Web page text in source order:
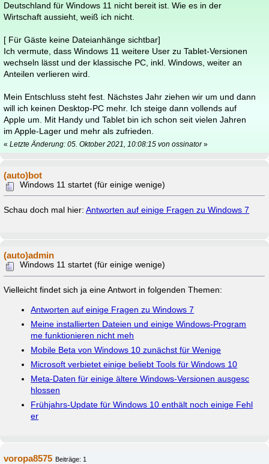
Deutschland für Windows 11 nicht bereit ist. Wie es in der
Wirtschaft aussieht, weiß ich nicht.
[ Für Gäste keine Dateianhänge sichtbar]
Ich vermute, dass Windows 11 weitere User zu Tablet-Versionen
wechseln lässt und der klassische PC, inkl. Windows, weiter an
Anteilen verlieren wird.
Mein Entschluss steht fest. Nächstes Jahr ziehen wir um und dann
will ich keinen Desktop-PC mehr. Ich steige dann vollends auf
Apple um. Mit Handy und Tablet bin ich schon seit vielen Jahren
im Apple-Lager und mehr als zufrieden.
«Letzte Änderung: 05. Oktober 2021, 10:08:15 von ossinator»
(auto)bot
Windows 11 startet (für einige wenige)
Schau doch mal hier:Antworten auf einige Fragen zu Windows 7
(auto)admin
Windows 11 startet (für einige wenige)
Vielleicht findet sich ja eine Antwort in folgenden Themen:
Antworten auf einige Fragen zu Windows 7
Meine installierten Dateien und einige Windows-Program
me funktionieren nicht meh
Mobile Beta von Windows 10 zunächst für Wenige
Microsoft verbietet einige beliebt Tools für Windows 10
Meta-Daten für einige ältere Windows-Versionen ausgesc
hlossen
Frühjahrs-Update für Windows 10 enthält noch einige Fehl
er
voropa8575 Beiträge: 1